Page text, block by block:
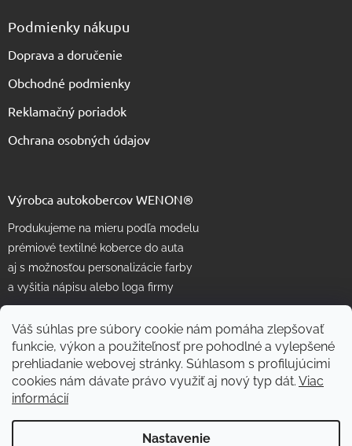
Váš súhlas pre súbory cookie nám pomáha zlepšovať
funkcie, výkon a použiteľnosť pre pohodlné a vylepšené
prehliadanie webovej stránky. Súhlasom s profilujúcimi
cookies nám dávate právo využiť aj nový typ dát. Viac
informácií
Nastavenie
Podmienky nákupu
Doprava a doručenie
Obchodné podmienky
Reklamačný poriadok
Ochrana osobných údajov
Výrobca autokobercov WENON®
Produkujeme na mieru podľa modelu
prémiové textilné koberce do auta
aj s možnosťou personalizácie farby
a vyšitia nápisu alebo loga firmy